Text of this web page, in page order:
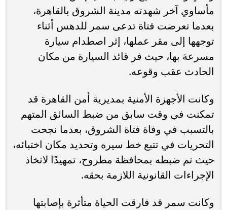
مأساوي آخر شهدته مدينة الشروق بالقاهرة،
بعدما تعرضت فتاة تدعى سمر للدهس أثناء
توجهها إلى مقر عملها، إثر اصطدام سيارة
مسرعة بها، حيث فر قائد السيارة من مكان
الحادث عقب وقوعه.
وكانت الأجهزة الأمنية بمديرية أمن القاهرة قد
تمكنت في وقت سابق من ضبط السائق المتهم
بالتسبب في وفاة فتاة الشروق، بعدما نجحت
التحريات في تتبع خط سيره وتحديد مكان اختبائه،
حيث تم ضبطه بمحافظة مطروح، تمهيدًا لاتخاذ
الإجراءات القانونية اللازمة بحقه.
وكانت سمر قد فارقت الحياة متأثرة بإصابتها